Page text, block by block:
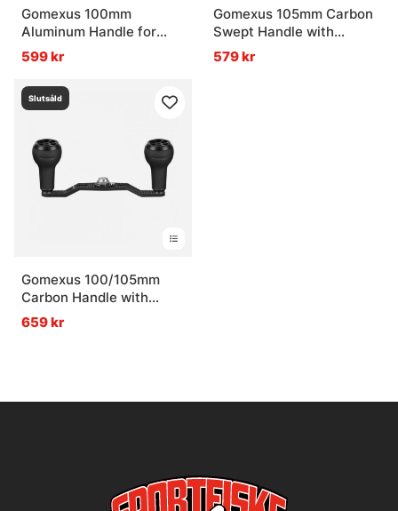
Gomexus 100mm
Aluminum Handle for
baitcasting Reel
Red/Black 7x4mm
599 kr
Gomexus 105mm Carbon
Swept Handle with
30mm Aluminium Knob
579 kr
Slutsåld
Gomexus 100/105mm
Carbon Handle with
27mm TPE Knob
659 kr